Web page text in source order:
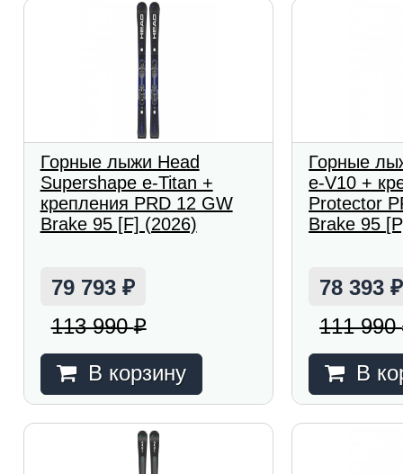
Горные лыжи Head
Supershape e-Titan +
крепления PRD 12 GW
Brake 95 [F] (2026)
79 793 ₽
113 990₽
В корзину
Горные
e-V10 +
Protector
Brake 95
78 393₽
111 990
В